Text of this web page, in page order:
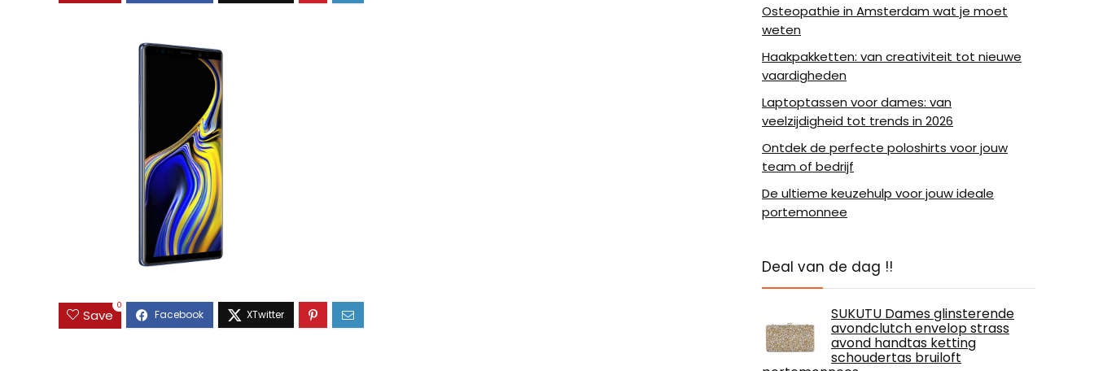
Save
0
Osteopathie in Amsterdam wat je moet
weten
Haakpakketten: van creativiteit tot nieuwe
vaardigheden
Laptoptassen voor dames: van
veelzijdigheid tot trends in 2026
Ontdek de perfecte poloshirts voor jouw
team of bedrijf
De ultieme keuzehulp voor jouw ideale
portemonnee
Deal van de dag !!
SUKUTU Dames glinsterende
avondclutch envelop strass
avond handtas ketting
schoudertas bruiloft